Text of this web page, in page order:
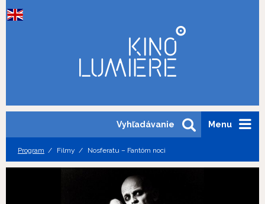
Menu
Vyhľadávanie
Program Filmy Nosferatu – Fantóm noci